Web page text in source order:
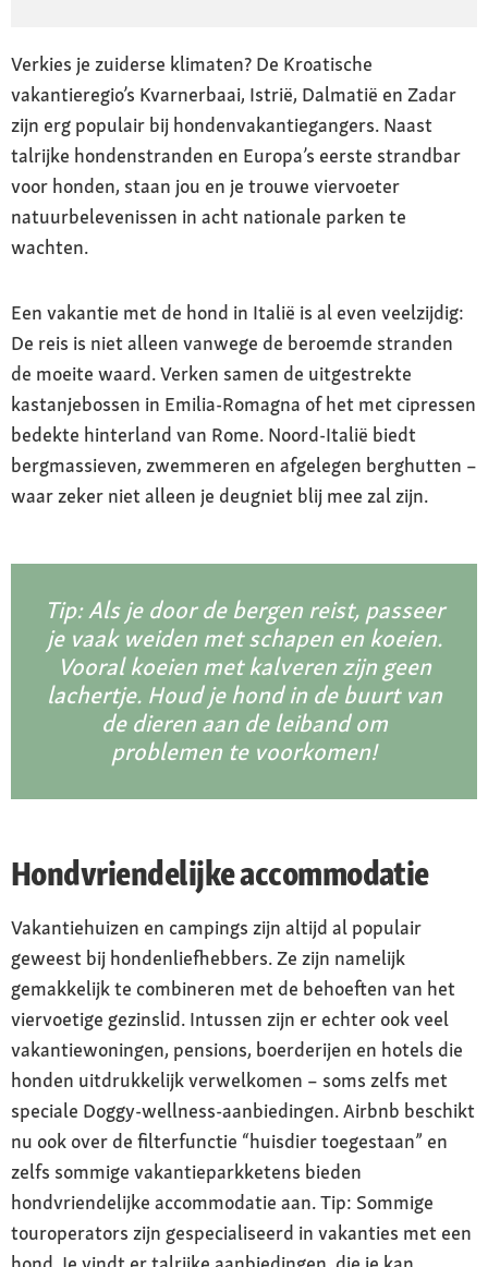
Verkies je zuiderse klimaten? De Kroatische
vakantieregio’s Kvarnerbaai, Istrië, Dalmatië en Zadar
zijn erg populair bij hondenvakantiegangers. Naast
talrijke hondenstranden en Europa’s eerste strandbar
voor honden, staan jou en je trouwe viervoeter
natuurbelevenissen in acht nationale parken te
wachten.
Een vakantie met de hond in Italië is al even veelzijdig:
De reis is niet alleen vanwege de beroemde stranden
de moeite waard. Verken samen de uitgestrekte
kastanjebossen in Emilia-Romagna of het met cipressen
bedekte hinterland van Rome. Noord-Italië biedt
bergmassieven, zwemmeren en afgelegen berghutten –
waar zeker niet alleen je deugniet blij mee zal zijn.
Tip: Als je door de bergen reist, passeer
je vaak weiden met schapen en koeien.
Vooral koeien met kalveren zijn geen
lachertje. Houd je hond in de buurt van
de dieren aan de leiband om
problemen te voorkomen!
Hondvriendelijke accommodatie
Vakantiehuizen en campings zijn altijd al populair
geweest bij hondenliefhebbers. Ze zijn namelijk
gemakkelijk te combineren met de behoeften van het
viervoetige gezinslid. Intussen zijn er echter ook veel
vakantiewoningen, pensions, boerderijen en hotels die
honden uitdrukkelijk verwelkomen – soms zelfs met
speciale Doggy-wellness-aanbiedingen. Airbnb beschikt
nu ook over de filterfunctie “huisdier toegestaan” en
zelfs sommige vakantieparkketens bieden
hondvriendelijke accommodatie aan. Tip: Sommige
touroperators zijn gespecialiseerd in vakanties met een